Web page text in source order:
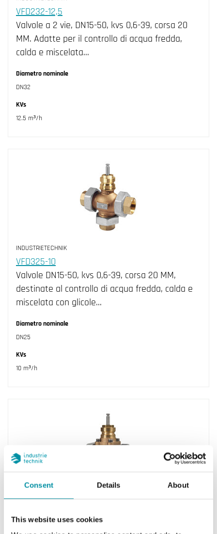
Consent Details About
This website uses cookies
VFD232-12,5
Valvole a 2 vie, DN15-50, kvs 0,6-39, corsa 20
MM. Adatte per il controllo di acqua fredda,
calda e miscelata…
Diametro nominale
DN32
KVs
12.5 m³/h
INDUSTRIETECHNIK
VFD325-10
Valvole DN15-50, kvs 0,6-39, corsa 20 MM,
destinate al controllo di acqua fredda, calda e
miscelata con glicole…
Diametro nominale
DN25
KVs
10 m³/h
INDUSTRIETECHNIK
Valvole a 2 vie, DN15-50, kvs 0,6-39, corsa 20